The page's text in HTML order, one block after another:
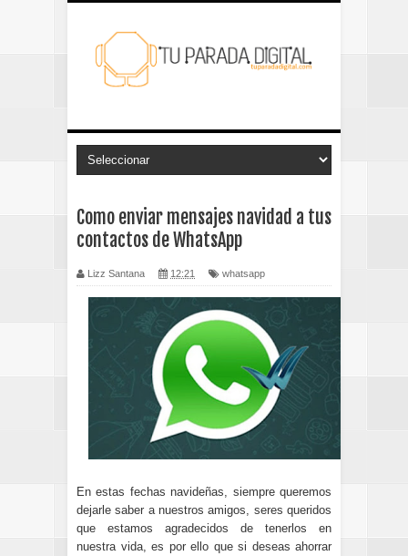
Como enviar mensajes navidad a tus
contactos de WhatsApp
Lizz Santana 12:21 whatsapp
En estas fechas navideñas, siempre queremos
dejarle saber a nuestros amigos, seres queridos
que estamos agradecidos de tenerlos en
nuestra vida, es por ello que si deseas ahorrar